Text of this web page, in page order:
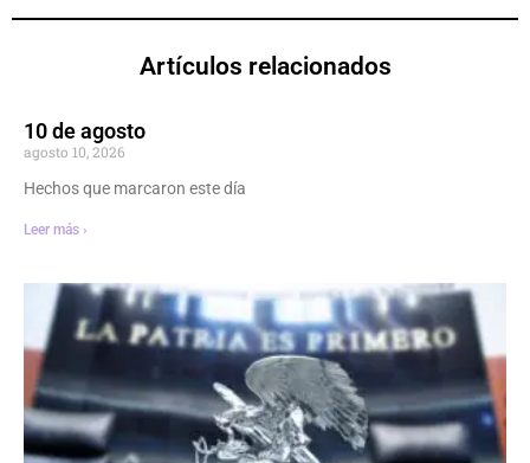
Artículos relacionados
10 de agosto
agosto 10, 2026
Hechos que marcaron este día
Leer más ›